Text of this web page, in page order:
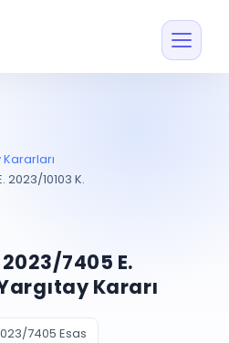
Müvekkil ve taraf
Vekalet
Giriş Yap
Kararları
10103 K.
7405 E.
Kararı
7405 Esas